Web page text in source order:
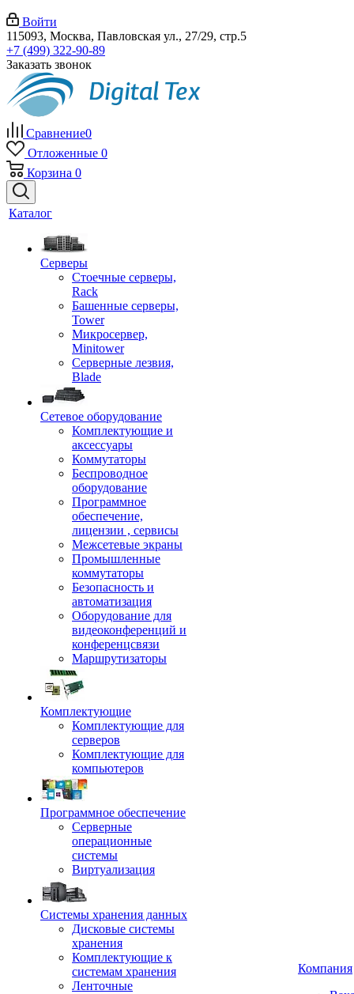
Войти
115093, Москва, Павловская ул., 27/29, стр.5
+7 (499) 322-90-89
Заказать звонок
Сравнение0
Отложенные 0
Корзина 0
Каталог
Серверы
Стоечные серверы,
Rack
Башенные серверы,
Tower
Микросервер,
Minitower
Серверные лезвия,
Blade
Сетевое оборудование
Комплектующие и
аксессуары
Коммутаторы
Беспроводное
оборудование
Программное
обеспечение,
лицензии , сервисы
Межсетевые экраны
Промышленные
коммутаторы
Безопасность и
автоматизация
Оборудование для
видеоконференций и
конференцсвязи
Маршрутизаторы
Комплектующие
Комплектующие для
серверов
Комплектующие для
компьютеров
Программное обеспечение
Серверные
операционные
системы
Виртуализация
Системы хранения данных
Дисковые системы
хранения
Комплектующие к
системам хранения
Ленточные
Компания